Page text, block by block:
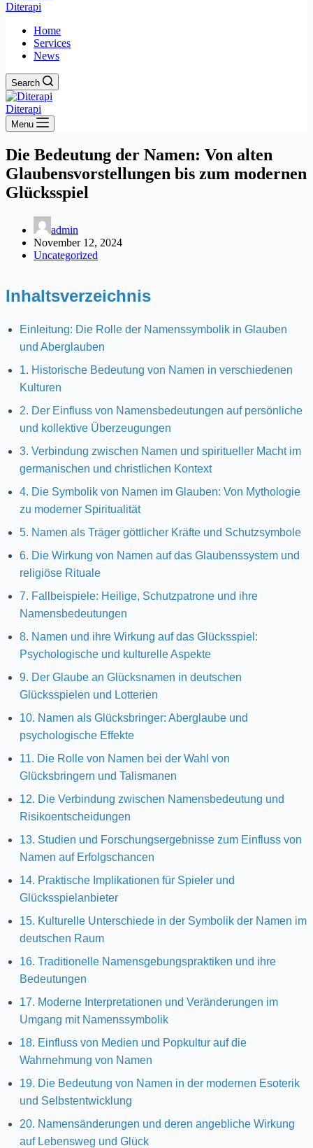
Diterapi
Home
Services
News
Search
Diterapi
Menu
Die Bedeutung der Namen: Von alten
Glaubensvorstellungen bis zum modernen
Glücksspiel
admin
November 12, 2024
Uncategorized
Inhaltsverzeichnis
Einleitung: Die Rolle der Namenssymbolik in Glauben
und Aberglauben
1. Historische Bedeutung von Namen in verschiedenen
Kulturen
2. Der Einfluss von Namensbedeutungen auf persönliche
und kollektive Überzeugungen
3. Verbindung zwischen Namen und spiritueller Macht im
germanischen und christlichen Kontext
4. Die Symbolik von Namen im Glauben: Von Mythologie
zu moderner Spiritualität
5. Namen als Träger göttlicher Kräfte und Schutzsymbole
6. Die Wirkung von Namen auf das Glaubenssystem und
religiöse Rituale
7. Fallbeispiele: Heilige, Schutzpatrone und ihre
Namensbedeutungen
8. Namen und ihre Wirkung auf das Glücksspiel:
Psychologische und kulturelle Aspekte
9. Der Glaube an Glücksnamen in deutschen
Glücksspielen und Lotterien
10. Namen als Glücksbringer: Aberglaube und
psychologische Effekte
11. Die Rolle von Namen bei der Wahl von
Glücksbringern und Talismanen
12. Die Verbindung zwischen Namensbedeutung und
Risikoentscheidungen
13. Studien und Forschungsergebnisse zum Einfluss von
Namen auf Erfolgschancen
14. Praktische Implikationen für Spieler und
Glücksspielanbieter
15. Kulturelle Unterschiede in der Symbolik der Namen im
deutschen Raum
16. Traditionelle Namensgebungspraktiken und ihre
Bedeutungen
17. Moderne Interpretationen und Veränderungen im
Umgang mit Namenssymbolik
18. Einfluss von Medien und Popkultur auf die
Wahrnehmung von Namen
19. Die Bedeutung von Namen in der modernen Esoterik
und Selbstentwicklung
20. Namensänderungen und deren angebliche Wirkung
auf Lebensweg und Glück